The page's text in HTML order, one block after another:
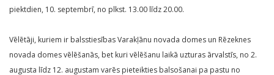
piektdien, 10. septembrī, no plkst. 13.00 līdz 20.00.
Vēlētāji, kuriem ir balsstiesības Varakļānu novada domes un Rēzeknes
novada domes vēlēšanās, bet kuri vēlēšanu laikā uzturas ārvalstīs, no 2.
augusta līdz 12. augustam varēs pieteikties balsošanai pa pastu no